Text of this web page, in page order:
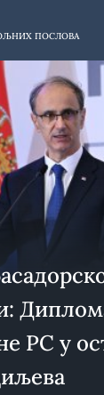
ПОСЛОВА
РС у